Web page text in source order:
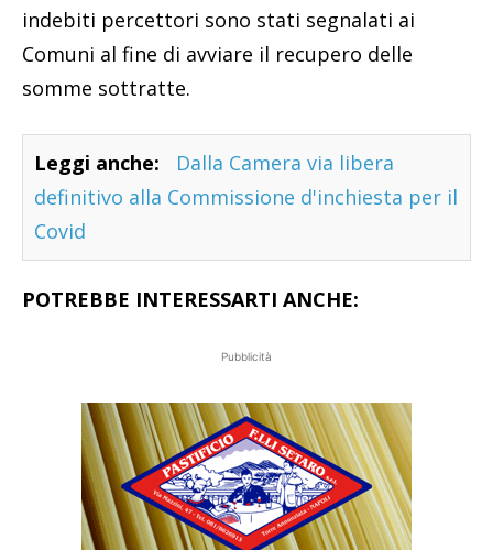
indebiti percettori sono stati segnalati ai
Comuni al fine di avviare il recupero delle
somme sottratte.
Leggi anche:
Dalla Camera via libera
definitivo alla Commissione d'inchiesta per il
Covid
POTREBBE INTERESSARTI ANCHE:
Pubblicità